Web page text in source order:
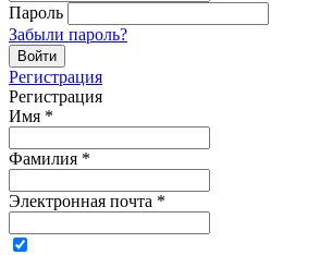
Пароль
Забыли пароль?
Регистрация
Регистрация
Имя *
Фамилия *
Электронная почта *